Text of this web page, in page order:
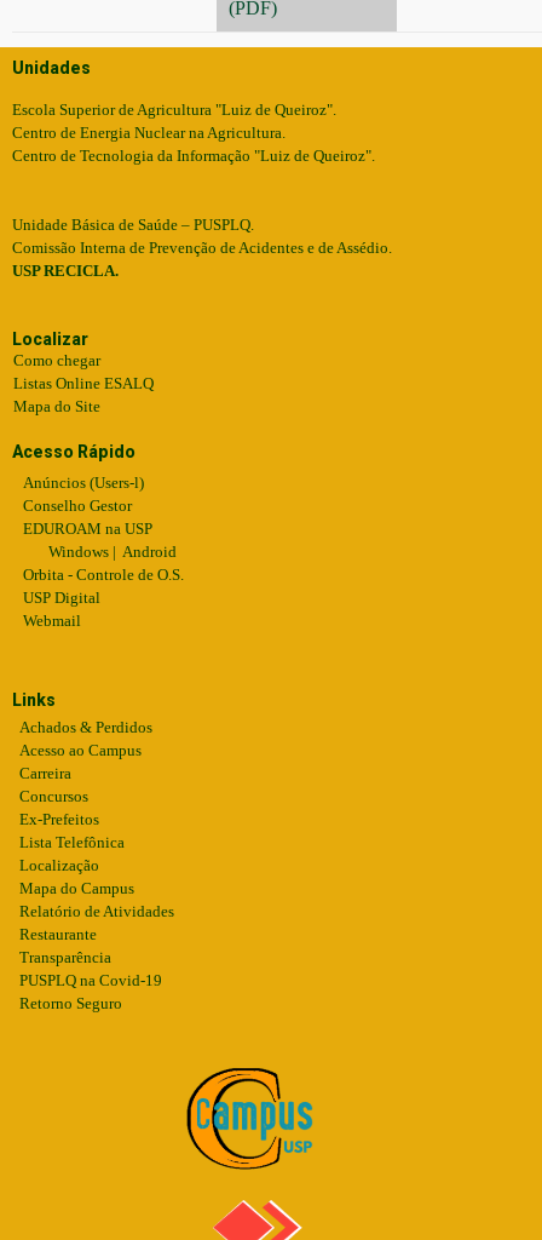
(PDF)
Unidades
Escola Superior de Agricultura "Luiz de Queiroz".
Centro de Energia Nuclear na Agricultura.
Centro de Tecnologia da Informação "Luiz de Queiroz".
Unidade Básica de Saúde – PUSPLQ.
Comissão Interna de Prevenção de Acidentes e de Assédio.
USP RECICLA.
Localizar
Como chegar
Listas Online ESALQ
Mapa do Site
Acesso Rápido
Anúncios (Users-l)
Conselho Gestor
EDUROAM na USP
Windows | Android
Orbita - Controle de O.S.
USP Digital
Webmail
Links
Achados & Perdidos
Acesso ao Campus
Carreira
Concursos
Ex-Prefeitos
Lista Telefônica
Localização
Mapa do Campus
Relatório de Atividades
Restaurante
Transparência
PUSPLQ na Covid-19
Retorno Seguro